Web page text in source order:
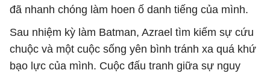
đã nhanh chóng làm hoen ố danh tiếng của mình.
Sau nhiệm kỳ làm Batman, Azrael tìm kiếm sự cứu
chuộc và một cuộc sống yên bình tránh xa quá khứ
bạo lực của mình. Cuộc đấu tranh giữa sự nguy